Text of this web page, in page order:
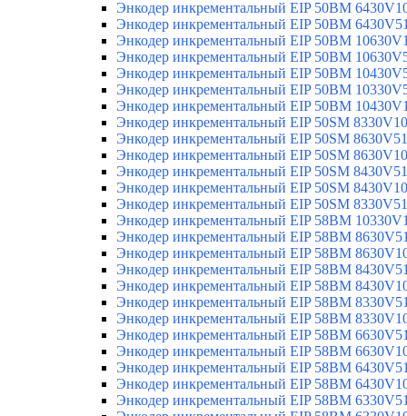
Энкодер инкрементальный EIP 50BM
Энкодер инкрементальный EIP 50BM
Энкодер инкрементальный EIP 50BM
Энкодер инкрементальный EIP 50BM
Энкодер инкрементальный EIP 50BM
Энкодер инкрементальный EIP 50BM
Энкодер инкрементальный EIP 50BM
Энкодер инкрементальный EIP 50SM
Энкодер инкрементальный EIP 50SM
Энкодер инкрементальный EIP 50SM
Энкодер инкрементальный EIP 50SM
Энкодер инкрементальный EIP 50SM
Энкодер инкрементальный EIP 50SM
Энкодер инкрементальный EIP 58BM
Энкодер инкрементальный EIP 58BM
Энкодер инкрементальный EIP 58BM
Энкодер инкрементальный EIP 58BM
Энкодер инкрементальный EIP 58BM
Энкодер инкрементальный EIP 58BM
Энкодер инкрементальный EIP 58BM
Энкодер инкрементальный EIP 58BM
Энкодер инкрементальный EIP 58BM
Энкодер инкрементальный EIP 58BM
Энкодер инкрементальный EIP 58BM
Энкодер инкрементальный EIP 58BM